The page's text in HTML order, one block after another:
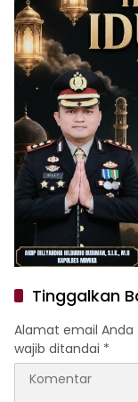
Tinggalkan
Alamat email Anda
wajib ditandai *